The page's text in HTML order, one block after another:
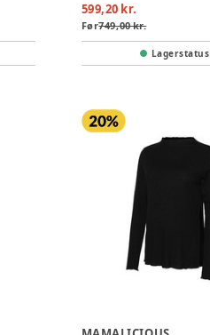
599,20 kr.
Før749,00 kr.
Lagerstatus